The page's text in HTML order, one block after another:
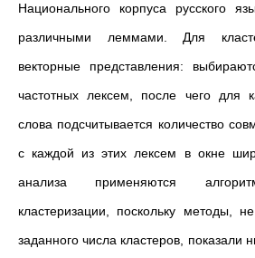
Национального корпуса русского
различными леммами. Для
векторные представления:
частотных лексем, после чего для
слова подсчитывается количество
с каждой из этих лексем в окне
анализа применяются
кластеризации, поскольку методы,
заданного числа кластеров, показали